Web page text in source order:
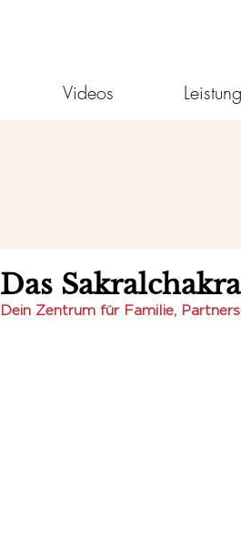
Videos
Das Sakralchakra
Dein Zentrum für Familie,